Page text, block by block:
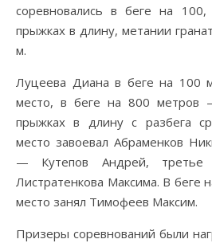
соревновались в беге на
прыжках в длину, метании
м.
Луцеева Диана в беге на 100
место, в беге на 800
прыжках в длину с разбега
место завоевал Абраменков
— Кутепов Андрей, третье
Листратенкова Максима. В беге
место занял Тимофеев Максим.
Призеры соревнований были